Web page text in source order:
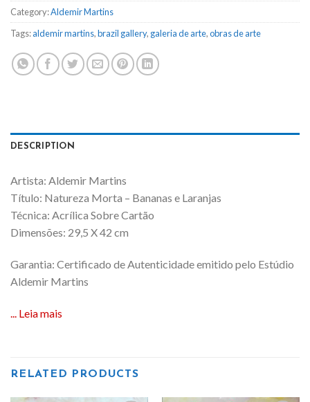
Category:Aldemir Martins
Tags:aldemir martins,brazil gallery, galeria de arte,obras de arte
DESCRIPTION
Artista: Aldemir Martins
Título: Natureza Morta – Bananas e Laranjas
Técnica: Acrílica Sobre Cartão
Dimensões: 29,5 X 42 cm
Garantia: Certificado de Autenticidade emitido pelo Estúdio
Aldemir Martins
... Leia mais
RELATED PRODUCTS